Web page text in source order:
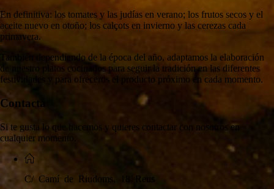
En definitiva: los tomates y las judías en verano; los frutos secos y el
aceite nuevo en otoño; los calçots en invierno y las cerezas cada
primavera.
También dependiendo de la época del año, adaptamos la elaboración
de nuestro platos cocinados para seguir la tradición en las diferentes
festividades y para ofreceros el producto próximo en cada momento.
Contacta
Si te gusta lo que hacemos y quieres contactar con nosotros en
cualquier momento.
C/ Camí de Riudoms, 18 Reus